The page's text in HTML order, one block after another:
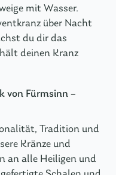
mit Wasser.
über Nacht
du dir das
deinen Kranz
von Fürmsinn –
Tradition und
Kränze und
an alle Heiligen und